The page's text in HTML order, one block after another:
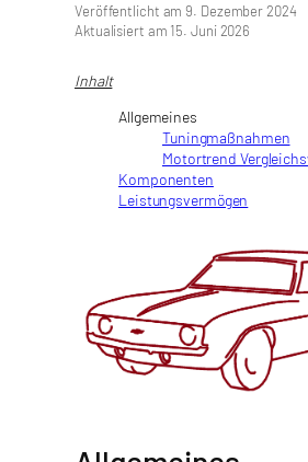
Veröffentlicht am 9. Dezember 2024
Aktualisiert am 15. Juni 2026
Inhalt
Allgemeines
Tuningmaßnahmen
Motortrend
Komponenten
Leistungsvermögen